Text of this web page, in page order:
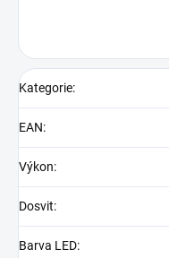
Kategorie:
EAN:
Výkon:
Dosvit:
Barva LED: